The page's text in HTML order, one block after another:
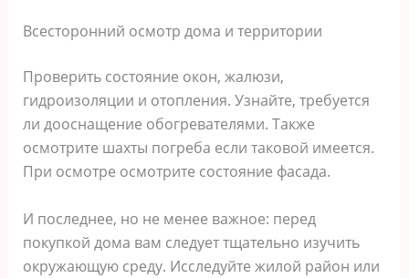
Всесторонний осмотр дома и территории
Проверить состояние окон, жалюзи,
гидроизоляции и отопления. Узнайте, требуется
ли дооснащение обогревателями. Также
осмотрите шахты погреба если таковой имеется.
При осмотре осмотрите состояние фасада.
И последнее, но не менее важное: перед
покупкой дома вам следует тщательно изучить
окружающую среду. Исследуйте жилой район или